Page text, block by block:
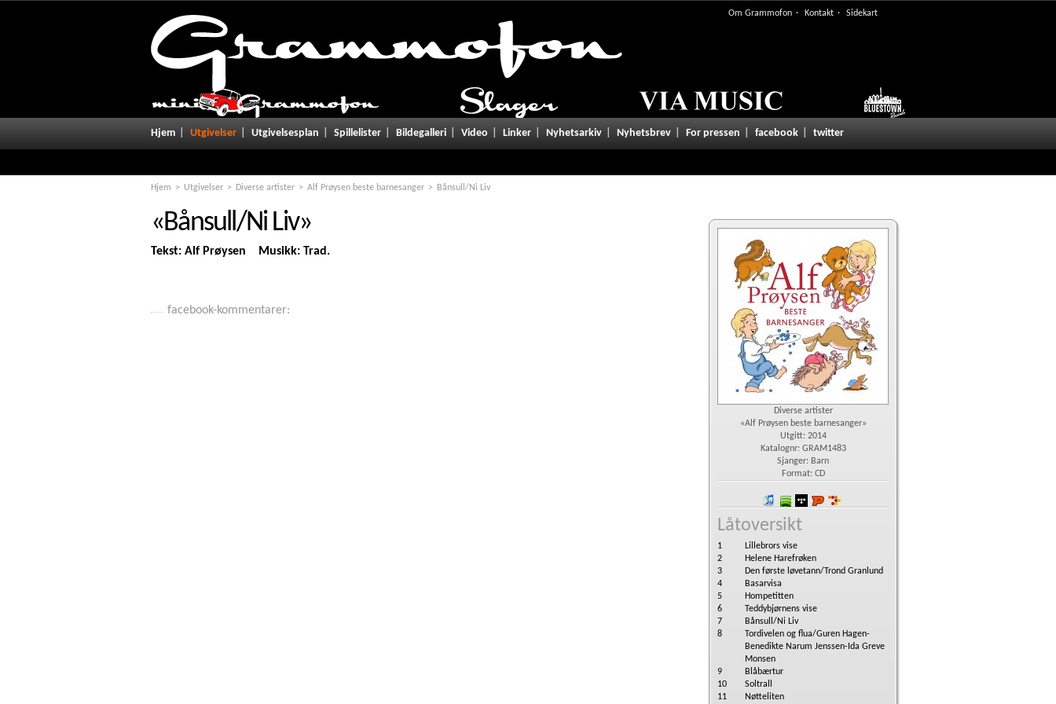
: Undefined variable: promo in/home/grammofo/public_html/utgivelser/lyrics.php 101 Om Grammofon Kontakt Sidekart
Hjem Utgivelser Utgivelsesplan Spillelister Bildegalleri Video Linker Nyhetsarkiv Nyhetsbrev For pressen facebook twitter
Hjem Utgivelser Diverse artister Alf Prøysen beste barnesanger Bånsull/Ni Liv
«Bånsull/Ni Liv»
Tekst: Alf Prøysen Musikk: Trad.
Diverse artister
«Alf Prøysen beste barnesanger»
Utgitt: 2014
Katalognr: GRAM1483
Sjanger: Barn
Format: CD
iTunesspotifywimpPlatekompaniet
7digital
Låtoversikt
1
Lillebrors vise
2
Helene Harefrøken
3
Den første løvetann/Trond Granlund
4
Basarvisa
5
Hompetitten
6
Teddybjørnens vise
7
Bånsull/Ni Liv
8
Tordivelen og flua/Guren Hagen-
Benedikte Narum Jenssen-Ida Greve
Monsen
9
Blåbærtur
10
Soltrall
11
Nøtteliten